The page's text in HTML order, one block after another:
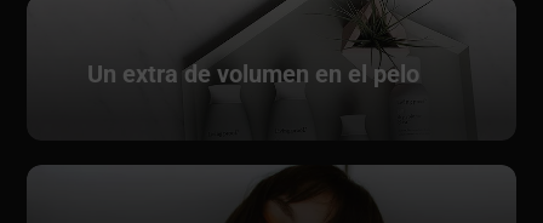
Un extra de volumen en el pelo